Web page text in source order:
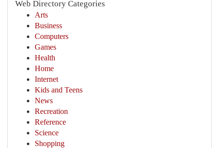
Web Directory Categories
Arts
Business
Computers
Games
Health
Home
Internet
Kids and Teens
News
Recreation
Reference
Science
Shopping